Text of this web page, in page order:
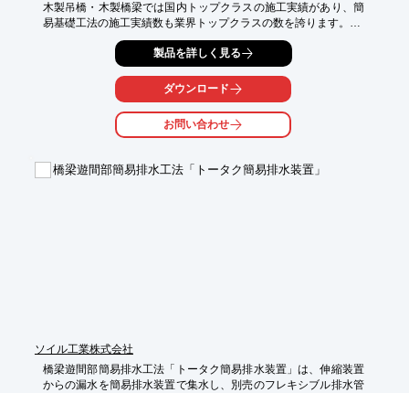
木製吊橋・木製橋梁では国内トップクラスの施工実績があり、簡
易基礎工法の施工実績数も業界トップクラスの数を誇ります。
多数の実績を積んでいるからこそ、同業他社には負けないノウハ
※詳しくはカタログをダウンロード、もしくはお問い合わせくだ
製品を詳しく見る
ダウンロード
お問い合わせ
橋梁遊間部簡易排水工法「トータク簡易排水装置」
ソイル工業株式会社
橋梁遊間部簡易排水工法「トータク簡易排水装置」は、伸縮装置
からの漏水を簡易排水装置で集水し、別売のフレキシブル排水管